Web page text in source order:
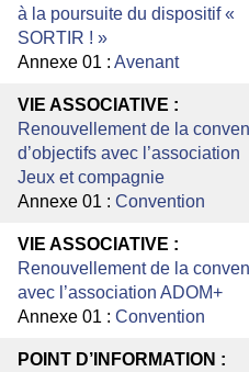
à la poursuite du dispositif «
SORTIR ! »
Annexe 01 : Avenant
VIE ASSOCIATIVE :
Renouvellement de la
d’objectifs avec l’association
Jeux et compagnie
Annexe 01 : Convention
VIE ASSOCIATIVE :
Renouvellement de la
avec l’association ADOM+
Annexe 01 : Convention
POINT D’INFORMATION :